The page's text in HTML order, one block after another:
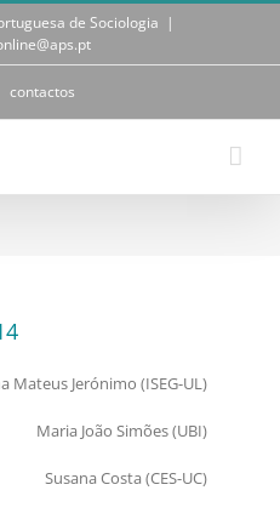
de Sociologia |
contactos
Mateus Jerónimo (ISEG-UL)
Maria João Simões (UBI)
Susana Costa (CES-UC)